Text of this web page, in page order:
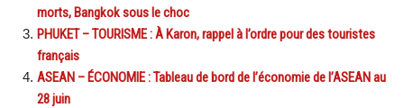
morts, Bangkok sous le choc
PHUKET – TOURISME : À Karon, rappel à l’ordre pour des touristes
français
ASEAN – ÉCONOMIE : Tableau de bord de l’économie de l’ASEAN au
28 juin